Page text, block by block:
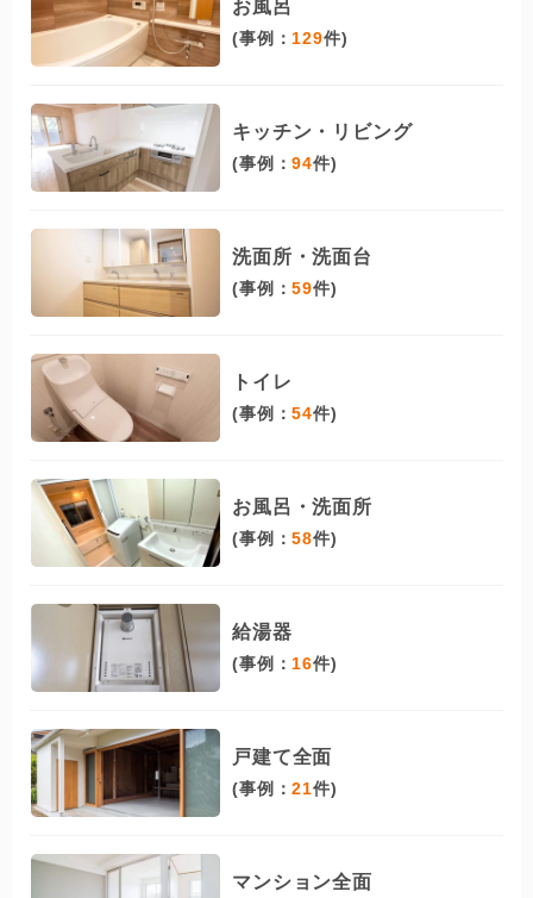
お風呂
(事例： 129件)
キッチン・リビング
(事例：94件)
洗面所・洗面台
(事例：59件)
トイレ
(事例：54件)
お風呂・洗面所
(事例：58件)
給湯器
(事例： 16件)
戸建て全面
(事例：21件)
マンション全面